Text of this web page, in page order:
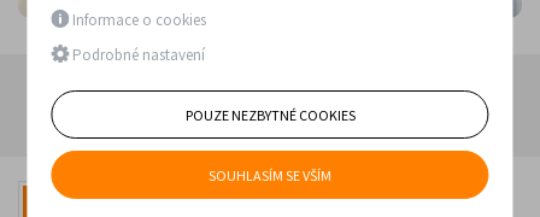
Doprava zdarma
Při objednávce nad 8500 Kč bez DPH
Informace o cookies
Podrobné nastavení
POUZE NEZBYTNÉ COOKIES
SOUHLASÍM SE VŠÍM